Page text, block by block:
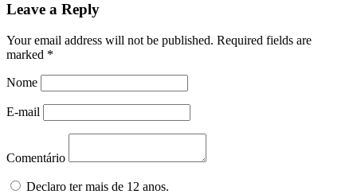
Leave a Reply
Your email address will not be published. Required fields are
marked *
Nome
E-mail
Comentário
Declaro ter mais de 12 anos.